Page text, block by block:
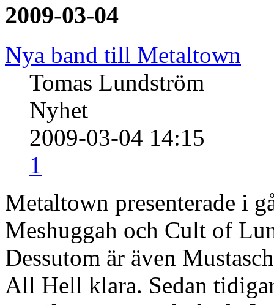
2009-03-04
Nya band till Metaltown
Tomas Lundström
Nyhet
2009-03-04 14:15
1
Metaltown presenterade i
Meshuggah och Cult of
Dessutom är även
All Hell klara. Sedan